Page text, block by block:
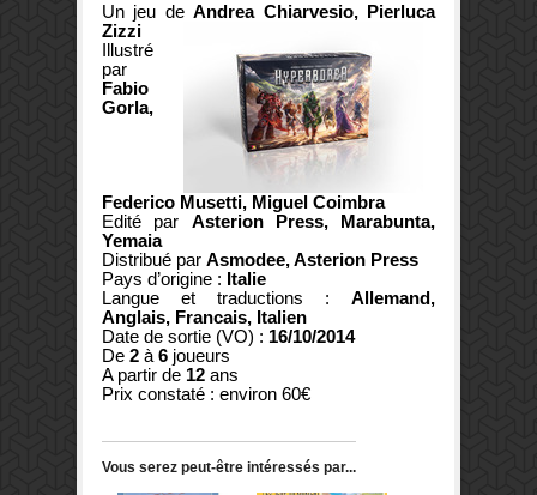
Un jeu deAndrea Chiarvesio, Pierluca
Zizzi
Illustré
par
Fabio
Gorla,
Federico Musetti, Miguel Coimbra
Edité par Asterion Press, Marabunta,
Yemaia
Distribué par Asmodee, Asterion Press
Pays d’origine : Italie
Langue et traductions : Allemand,
Anglais, Francais, Italien
Date de sortie (VO) : 16/10/2014
De 2 à 6 joueurs
A partir de 12 ans
Prix constaté : environ 60€
Vous serez peut-être intéressés par...